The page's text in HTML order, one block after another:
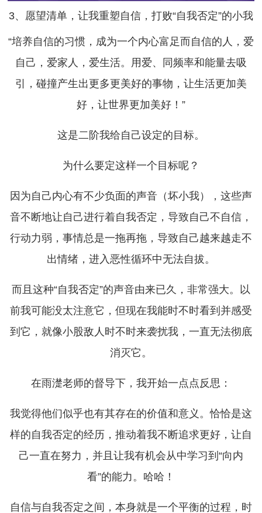
3、愿望清单，让我重塑自信，打败“自我否定”的小我
“培养自信的习惯，成为一个内心富足而自信的人，爱
自己，爱家人，爱生活。用爱、同频率和能量去吸
引，碰撞产生出更多更美好的事物，让生活更加美
好，让世界更加美好！”
这是二阶我给自己设定的目标。
为什么要定这样一个目标呢？
因为自己内心有不少负面的声音（坏小我），这些声
音不断地让自己进行着自我否定，导致自己不自信，
行动力弱，事情总是一拖再拖，导致自己越来越走不
出情绪，进入恶性循环中无法自拔。
而且这种“自我否定”的声音由来已久，非常强大。以
前我可能没太注意它，但现在我能时不时看到并感受
到它，就像小股敌人时不时来袭扰我，一直无法彻底
消灭它。
在雨濋老师的督导下，我开始一点点反思：
我觉得他们似乎也有其存在的价值和意义。恰恰是这
样的自我否定的经历，推动着我不断追求更好，让自
己一直在努力，并且让我有机会从中学习到“向内
看”的能力。哈哈！
自信与自我否定之间，本身就是一个平衡的过程，时